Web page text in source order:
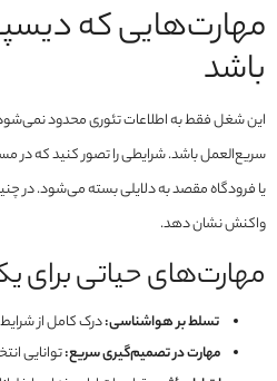
مهارت‌هایی که
باشد
این شغل فقط به اطلاعات تئوری محدود
سریع‌العمل باشد. شرایطی را تصور کنید که در
یا فرودگاه مقصد به دلایلی بسته می‌شود. در
واکنش نشان دهد.
مهارت‌های حیاتی
تسلط بر هواشناسی:درک کامل از
مهارت در تصمیم‌گیری سریع:توانایی